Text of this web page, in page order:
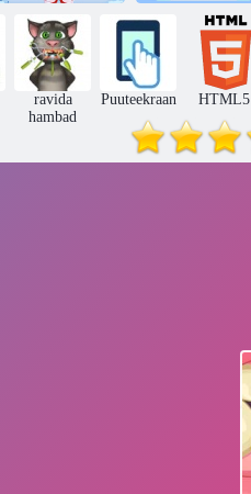
Jõuluhambaarst
Mängud
Playtime
ravida
hambad
Puuteekraan HTML5